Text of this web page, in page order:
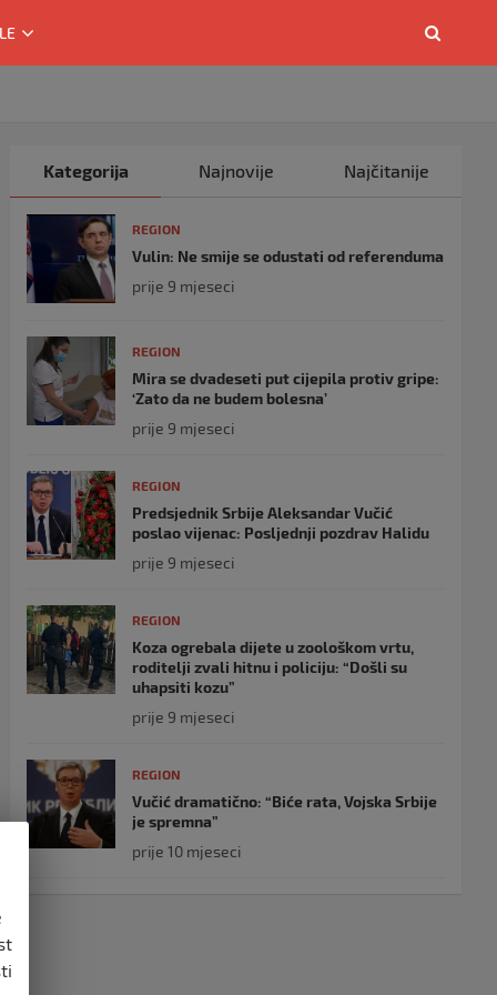
Kategorija Najnovije Najčitanije
REGION
Vulin: Ne smije se odustati od referenduma
prije 9 mjeseci
REGION
Mira se dvadeseti put cijepila protiv gripe:
‘Zato da ne budem bolesna’
prije 9 mjeseci
REGION
Predsjednik Srbije Aleksandar Vučić
poslao vijenac: Posljednji pozdrav Halidu
prije 9 mjeseci
REGION
Koza ogrebala dijete u zoološkom vrtu,
roditelji zvali hitnu i policiju: “Došli su
uhapsiti kozu”
prije 9 mjeseci
REGION
Vučić dramatično: “Biće rata, Vojska Srbije
je spremna”
prije 10 mjeseci